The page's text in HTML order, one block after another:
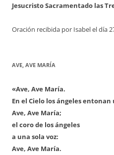
Jesucristo Sacramentado las
Oración recibida por Isabel el día
AVE, AVE MARÍA
«Ave, Ave María.
En el Cielo los ángeles
Ave, Ave María;
el coro de los ángeles
a una sola voz:
Ave, Ave María.